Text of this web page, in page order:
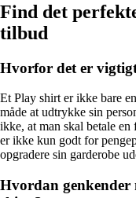
Find det
tilbud
Hvorfor det er
Et Play shirt er ikke bare
måde at udtrykke sin
ikke, at man skal betale
er ikke kun godt for
opgradere sin garderobe
Hvordan